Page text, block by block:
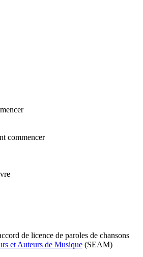
commencer
de licence de paroles de chansons
et Auteurs de Musique (SEAM)